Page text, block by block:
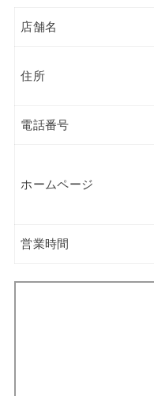
店舗名
住所
電話番号
ホームページ
営業時間